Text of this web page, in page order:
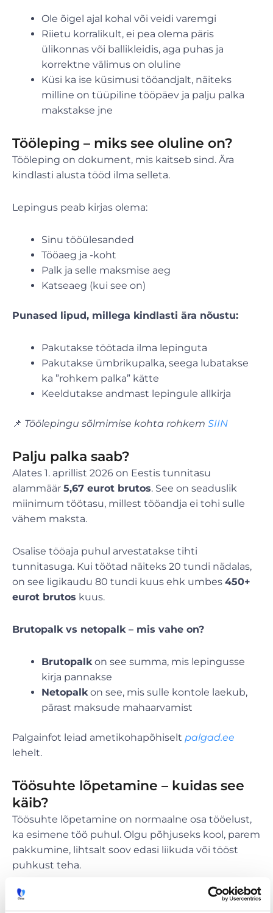
Ole õigel ajal kohal või veidi varemgi
Riietu korralikult, ei pea olema päris
ülikonnas või ballikleidis, aga puhas ja
korrektne välimus on oluline
Küsi ka ise küsimusi tööandjalt, näiteks
milline on tüüpiline tööpäev ja palju palka
makstakse jne
Tööleping – miks see oluline on?
Tööleping on dokument, mis kaitseb sind. Ära
kindlasti alusta tööd ilma selleta.
Lepingus peab kirjas olema:
Sinu tööülesanded
Tööaeg ja -koht
Palk ja selle maksmise aeg
Katseaeg (kui see on)
Punased lipud, millega kindlasti ära nõustu:
Pakutakse töötada ilma lepinguta
Pakutakse ümbrikupalka, seega lubatakse
ka ”rohkem palka” kätte
Keeldutakse andmast lepingule allkirja
📌 Töölepingu sõlmimise kohta rohkem SIIN
Palju palka saab?
Alates 1. aprillist 2026 on Eestis tunnitasu
alammäär 5,67 eurot brutos. See on seaduslik
miinimum töötasu, millest tööandja ei tohi sulle
vähem maksta.
Osalise tööaja puhul arvestatakse tihti
tunnitasuga. Kui töötad näiteks 20 tundi nädalas,
on see ligikaudu 80 tundi kuus ehk umbes 450+
eurot brutos kuus.
Brutopalk vs netopalk – mis vahe on?
Brutopalk on see summa, mis lepingusse
kirja pannakse
Netopalk on see, mis sulle kontole laekub,
pärast maksude mahaarvamist
Palgainfot leiad ametikohapõhiselt palgad.ee
lehelt.
Töösuhte lõpetamine – kuidas see
käib?
Töösuhte lõpetamine on normaalne osa tööelust,
ka esimene töö puhul. Olgu põhjuseks kool, parem
pakkumine, lihtsalt soov edasi liikuda või tööst
puhkust teha.
Kui sina soovid töölt lahkuda, siis